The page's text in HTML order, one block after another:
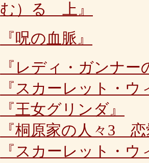
む）る 上』
『呪の血脈』
『レディ・ガンナー
『スカーレット・ウ
『王女グリンダ』
『桐原家の人々3
『スカーレット・ウ